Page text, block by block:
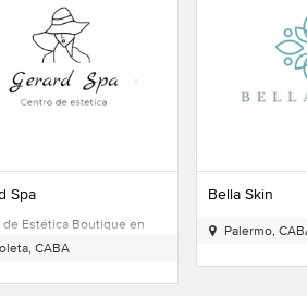
& Massage en Palermo
CABA
Estética Más
Centro de
Villa Crespo,